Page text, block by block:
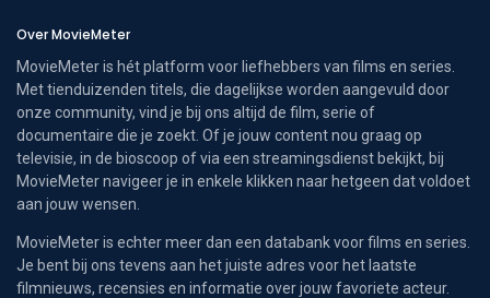
Over MovieMeter
MovieMeter is hét platform voor liefhebbers van films en series.
Met tienduizenden titels, die dagelijkse worden aangevuld door
onze community, vind je bij ons altijd de film, serie of
documentaire die je zoekt. Of je jouw content nou graag op
televisie, in de bioscoop of via een streamingsdienst bekijkt, bij
MovieMeter navigeer je in enkele klikken naar hetgeen dat voldoet
aan jouw wensen.
MovieMeter is echter meer dan een databank voor films en series.
Je bent bij ons tevens aan het juiste adres voor het laatste
filmnieuws, recensies en informatie over jouw favoriete acteur.